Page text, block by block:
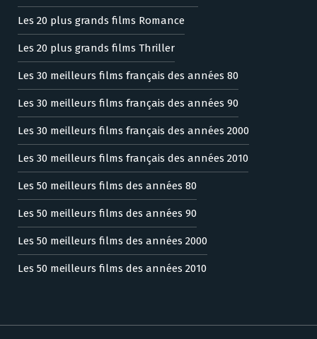
Les 20 plus grands films Romance
Les 20 plus grands films Thriller
Les 30 meilleurs films français des années 80
Les 30 meilleurs films français des années 90
Les 30 meilleurs films français des années 2000
Les 30 meilleurs films français des années 2010
Les 50 meilleurs films des années 80
Les 50 meilleurs films des années 90
Les 50 meilleurs films des années 2000
Les 50 meilleurs films des années 2010